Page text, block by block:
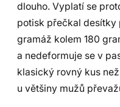
dlouho. Vyplatí se
potisk přečkal desítky
gramáž kolem 180
a nedeformuje se v
klasický rovný kus
u většiny mužů